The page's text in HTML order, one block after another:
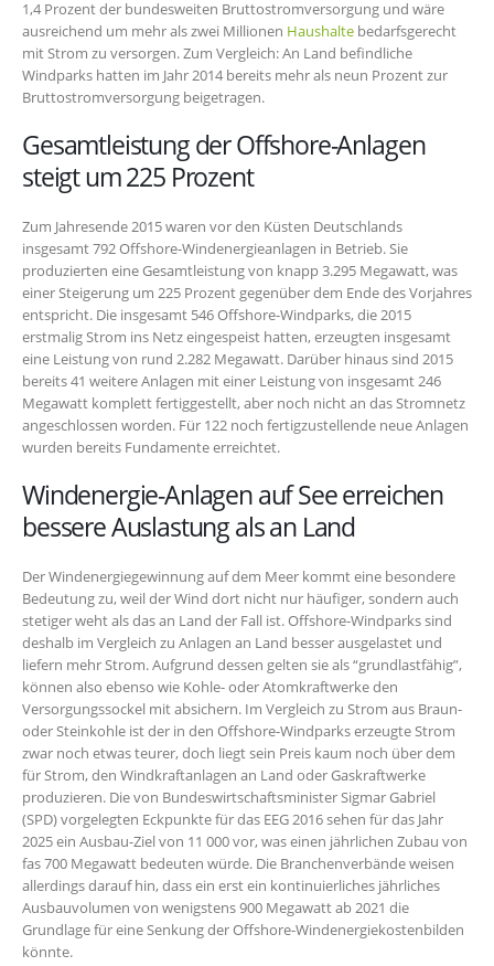
1,4 Prozent der bundesweiten Bruttostromversorgung und wäre
ausreichend um mehr als zwei Millionen Haushalte bedarfsgerecht
mit Strom zu versorgen. Zum Vergleich: An Land befindliche
Windparks hatten im Jahr 2014 bereits mehr als neun Prozent zur
Bruttostromversorgung beigetragen.
Gesamtleistung der Offshore-Anlagen
steigt um 225 Prozent
Zum Jahresende 2015 waren vor den Küsten Deutschlands
insgesamt 792 Offshore-Windenergieanlagen in Betrieb. Sie
produzierten eine Gesamtleistung von knapp 3.295 Megawatt, was
einer Steigerung um 225 Prozent gegenüber dem Ende des Vorjahres
entspricht. Die insgesamt 546 Offshore-Windparks, die 2015
erstmalig Strom ins Netz eingespeist hatten, erzeugten insgesamt
eine Leistung von rund 2.282 Megawatt. Darüber hinaus sind 2015
bereits 41 weitere Anlagen mit einer Leistung von insgesamt 246
Megawatt komplett fertiggestellt, aber noch nicht an das Stromnetz
angeschlossen worden. Für 122 noch fertigzustellende neue Anlagen
wurden bereits Fundamente erreichtet.
Windenergie-Anlagen auf See erreichen
bessere Auslastung als an Land
Der Windenergiegewinnung auf dem Meer kommt eine besondere
Bedeutung zu, weil der Wind dort nicht nur häufiger, sondern auch
stetiger weht als das an Land der Fall ist. Offshore-Windparks sind
deshalb im Vergleich zu Anlagen an Land besser ausgelastet und
liefern mehr Strom. Aufgrund dessen gelten sie als “grundlastfähig”,
können also ebenso wie Kohle- oder Atomkraftwerke den
Versorgungssockel mit absichern. Im Vergleich zu Strom aus Braun-
oder Steinkohle ist der in den Offshore-Windparks erzeugte Strom
zwar noch etwas teurer, doch liegt sein Preis kaum noch über dem
für Strom, den Windkraftanlagen an Land oder Gaskraftwerke
produzieren. Die von Bundeswirtschaftsminister Sigmar Gabriel
(SPD) vorgelegten Eckpunkte für das EEG 2016 sehen für das Jahr
2025 ein Ausbau-Ziel von 11 000 vor, was einen jährlichen Zubau von
fas 700 Megawatt bedeuten würde. Die Branchenverbände weisen
allerdings darauf hin, dass ein erst ein kontinuierliches jährliches
Ausbauvolumen von wenigstens 900 Megawatt ab 2021 die
Grundlage für eine Senkung der Offshore-Windenergiekostenbilden
könnte.